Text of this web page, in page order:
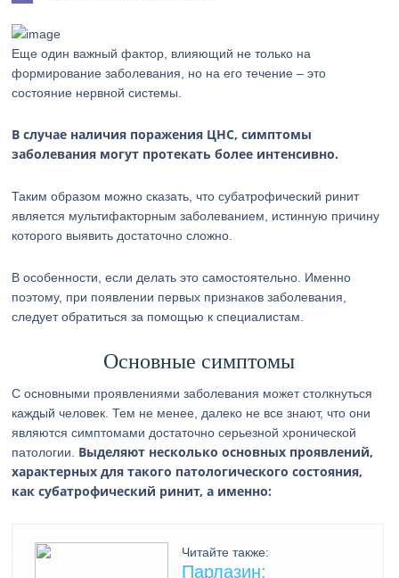
Еще один важный фактор, влияющий не только на
формирование заболевания, но на его течение – это
состояние нервной системы.
В случае наличия поражения ЦНС, симптомы
заболевания могут протекать более интенсивно.
Таким образом можно сказать, что субатрофический ринит
является мультифакторным заболеванием, истинную причину
которого выявить достаточно сложно.
В особенности, если делать это самостоятельно. Именно
поэтому, при появлении первых признаков заболевания,
следует обратиться за помощью к специалистам.
Основные симптомы
С основными проявлениями заболевания может столкнуться
каждый человек. Тем не менее, далеко не все знают, что они
являются симптомами достаточно серьезной хронической
патологии. Выделяют несколько основных проявлений,
характерных для такого патологического состояния,
как субатрофический ринит, а именно:
Читайте также:
Парлазин: